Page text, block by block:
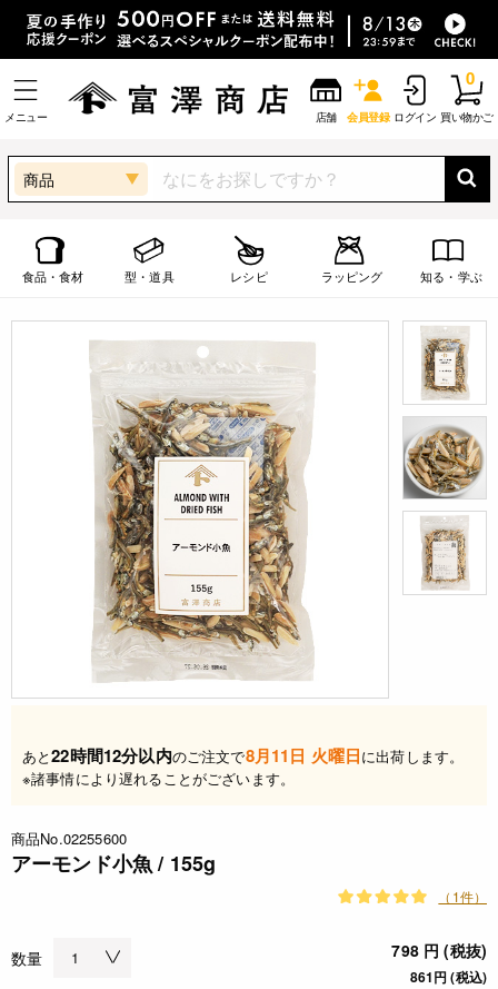
メニュー 店舗 会員登録 ログイン 買い物かご
0
商品
食品・食材 型・道具 レシピ ラッピング 知る・学ぶ
あと22時間12分以内のご注文で8月11日 火曜日に出荷します。
※諸事情により遅れることがございます。
商品No.02255600
アーモンド小魚 / 155g
（1件）
数量 798 円 (税抜)
861円 (税込)